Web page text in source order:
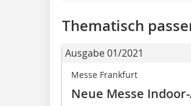
Thematisch
Ausgabe 01/2021
Messe Frankfurt
Neue Messe